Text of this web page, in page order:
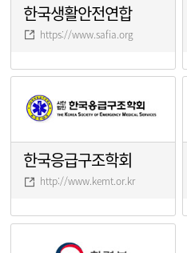
한국생활안전연합
https://www.safia.org
한국응급구조학회
http://www.kemt.or.kr